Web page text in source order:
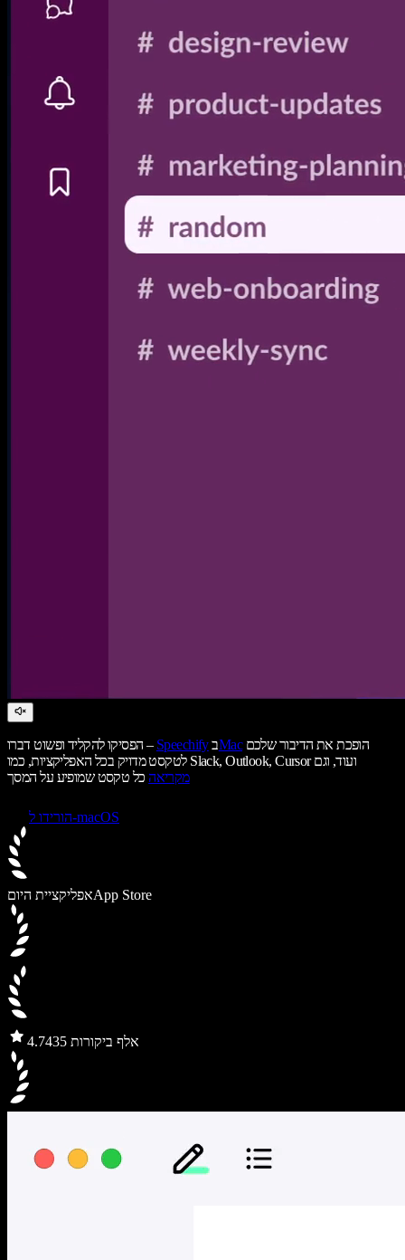
הפסיקו להקליד ופשוט דברו – Speechify בMacהופכת את הדיבור שלכם
לטקסט מדויק בכל האפליקציות, כמו Slack, Outlook, Cursor ועוד, וגם
מקריאהכל טקסט שמופיע על המסך
הורידו ל-macOS
אפליקציית היוםApp Store
4.7 435 אלף ביקורות